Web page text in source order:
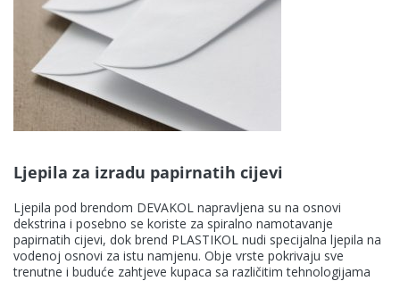
Ljepila za izradu papirnatih cijevi
Ljepila pod brendom DEVAKOL napravljena su na osnovi
dekstrina i posebno se koriste za spiralno namotavanje
papirnatih cijevi, dok brend PLASTIKOL nudi specijalna ljepila na
vodenoj osnovi za istu namjenu. Obje vrste pokrivaju sve
trenutne i buduće zahtjeve kupaca sa različitim tehnologijama